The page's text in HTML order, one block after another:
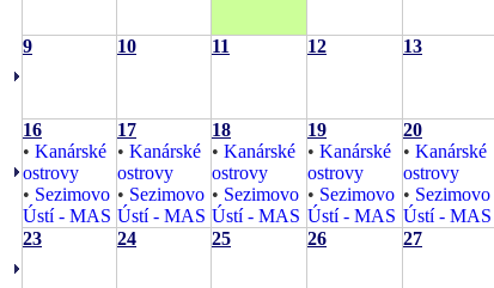
9 10 11 12 13
16
• Kanárské
ostrovy
• Sezimovo
Ústí - MAS
17
• Kanárské
ostrovy
• Sezimovo
Ústí - MAS
18
• Kanárské
ostrovy
• Sezimovo
Ústí - MAS
19
• Kanárské
ostrovy
• Sezimovo
Ústí - MAS
20
• Kanárské
ostrovy
• Sezimovo
Ústí - MAS
23 24 25 26 27